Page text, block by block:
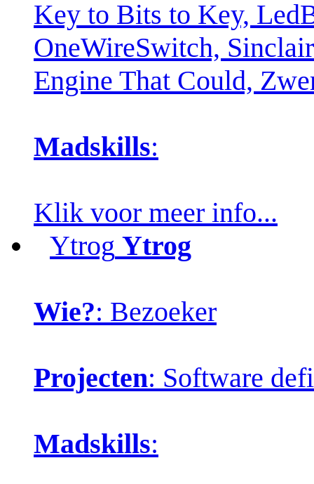
Key to Bits to Key,
OneWireSwitch,
Engine That Could,
Madskills:
Klik voor meer info...
Ytrog Ytrog
Wie?: Bezoeker
Projecten: Software
Madskills: